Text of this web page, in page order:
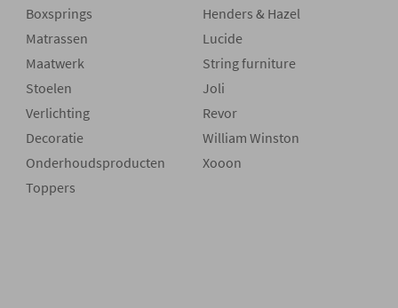
Boxsprings
Matrassen
Maatwerk
Stoelen
Verlichting
Decoratie
Onderhoudsproducten
Toppers
Henders & Hazel
Lucide
String furniture
Joli
Revor
William Winston
Xooon